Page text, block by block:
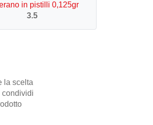
in pistilli 0,125gr
3.5
la scelta
condividi